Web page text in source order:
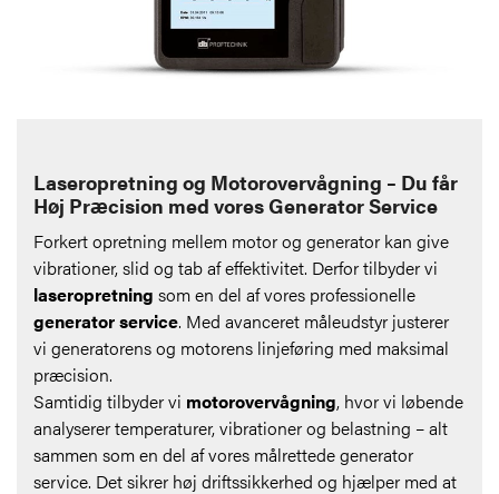
Laseropretning og Motorovervågning – Du får
Høj Præcision med vores Generator Service
Forkert opretning mellem motor og generator kan give
vibrationer, slid og tab af effektivitet. Derfor tilbyder vi
laseropretning som en del af vores professionelle
generator service. Med avanceret måleudstyr justerer
vi generatorens og motorens linjeføring med maksimal
præcision.
Samtidig tilbyder vi motorovervågning, hvor vi løbende
analyserer temperaturer, vibrationer og belastning – alt
sammen som en del af vores målrettede generator
service. Det sikrer høj driftssikkerhed og hjælper med at